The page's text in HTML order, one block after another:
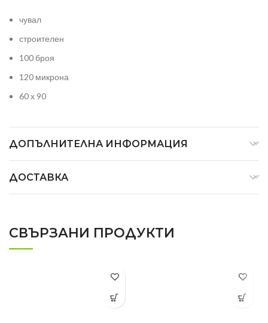
чувал
строителен
100 броя
120 микрона
60 х 90
ДОПЪЛНИТЕЛНА ИНФОРМАЦИЯ
ДОСТАВКА
СВЪРЗАНИ ПРОДУКТИ